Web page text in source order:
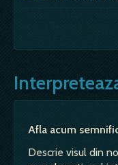
Afla acum
Descrie visul din